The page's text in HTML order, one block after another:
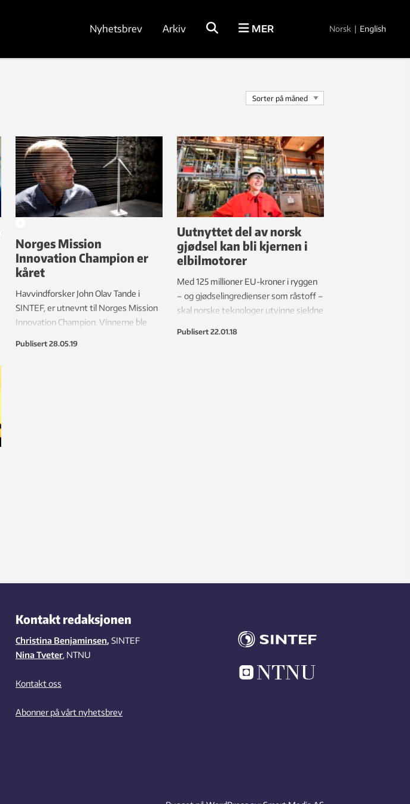
Nyhetsbrev Arkiv MER Norsk | English
Norges Mission
Innovation Champion er
kåret
Havvindforsker John Olav Tande i
SINTEF, er utnevnt til Norges Mission
Innovation Champion. Vinnerne ble
Publisert 28.05.19
Uutnyttet del av norsk
gjødsel kan bli kjernen i
elbilmotorer
Med 125 millioner EU-kroner i ryggen
– og gjødselingredienser som råstoff –
skal norske teknologer utvinne sjeldne
Publisert 22.01.18
Kontakt redaksjonen
Christina Benjaminsen, SINTEF
Nina Tveter, NTNU
Kontakt oss
Abonner på vårt nyhetsbrev